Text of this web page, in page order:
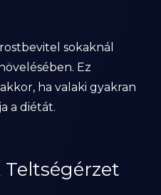
sokaknál
Ez
ha valaki gyakran
a diétát.